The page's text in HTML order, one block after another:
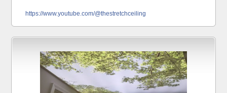
https://www.youtube.com/@thestretchceiling